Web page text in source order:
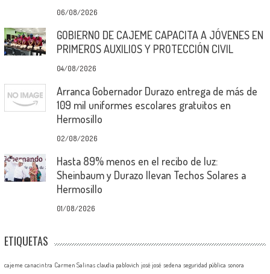
06/08/2026
GOBIERNO DE CAJEME CAPACITA A JÓVENES EN
PRIMEROS AUXILIOS Y PROTECCIÓN CIVIL
04/08/2026
Arranca Gobernador Durazo entrega de más de
109 mil uniformes escolares gratuitos en
Hermosillo
02/08/2026
Hasta 89% menos en el recibo de luz:
Sheinbaum y Durazo llevan Techos Solares a
Hermosillo
01/08/2026
ETIQUETAS
cajeme canacintra Carmen Salinas claudia pablovich josé josé sedena seguridad pública sonora